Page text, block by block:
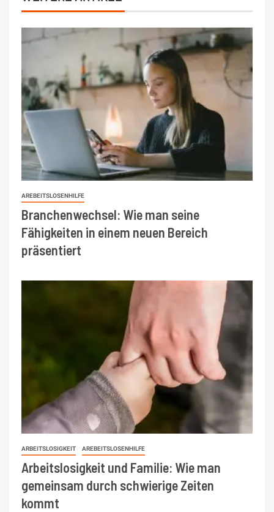
AREBEITSLOSENHILFE
Branchenwechsel: Wie man seine
Fähigkeiten in einem neuen Bereich
präsentiert
ARBEITSLOSIGKEIT AREBEITSLOSENHILFE
Arbeitslosigkeit und Familie: Wie man
gemeinsam durch schwierige Zeiten
kommt